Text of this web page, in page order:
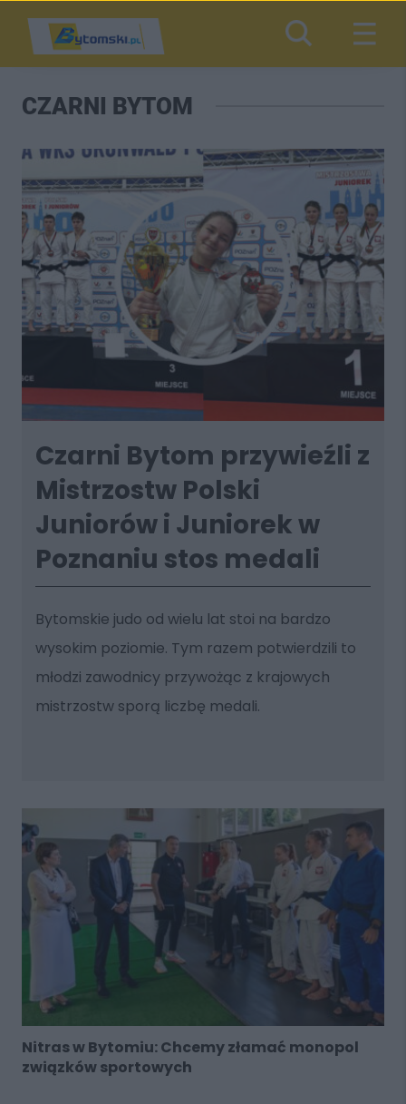
CZARNI BYTOM
Czarni Bytom przywieźli z
Mistrzostw Polski
Juniorów i Juniorek w
Poznaniu stos medali
Bytomskie judo od wielu lat stoi na bardzo
wysokim poziomie. Tym razem potwierdzili to
młodzi zawodnicy przywożąc z krajowych
mistrzostw sporą liczbę medali.
Nitras w Bytomiu: Chcemy złamać monopol
związków sportowych